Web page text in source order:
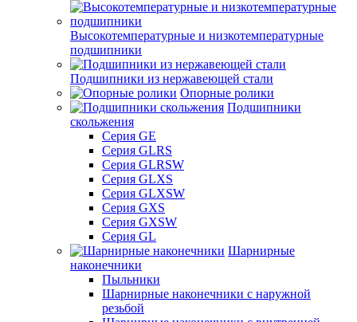
Высокотемпературные и низкотемпературные
подшипники
Подшипники из нержавеющей стали
Опорные ролики
Подшипники
скольжения
Серия GE
Серия GLRS
Серия GLRSW
Серия GLXS
Серия GLXSW
Серия GXS
Серия GXSW
Серия GL
Шарнирные
наконечники
Пыльники
Шарнирные наконечники с наружной
резьбой